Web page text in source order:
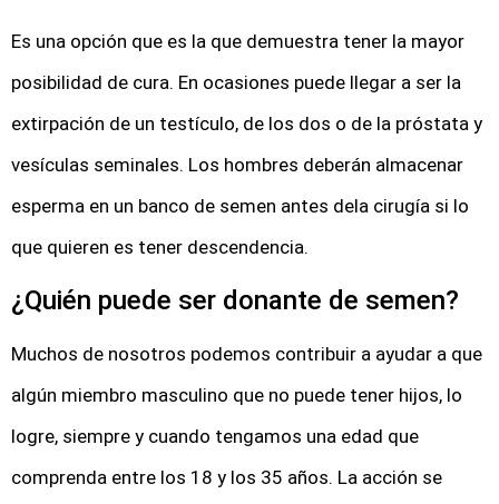
Es una opción que es la que demuestra tener la mayor
posibilidad de cura. En ocasiones puede llegar a ser la
extirpación de un testículo, de los dos o de la próstata y
vesículas seminales. Los hombres deberán almacenar
esperma en un banco de semen antes dela cirugía si lo
que quieren es tener descendencia.
¿Quién puede ser donante de semen?
Muchos de nosotros podemos contribuir a ayudar a que
algún miembro masculino que no puede tener hijos, lo
logre, siempre y cuando tengamos una edad que
comprenda entre los 18 y los 35 años. La acción se